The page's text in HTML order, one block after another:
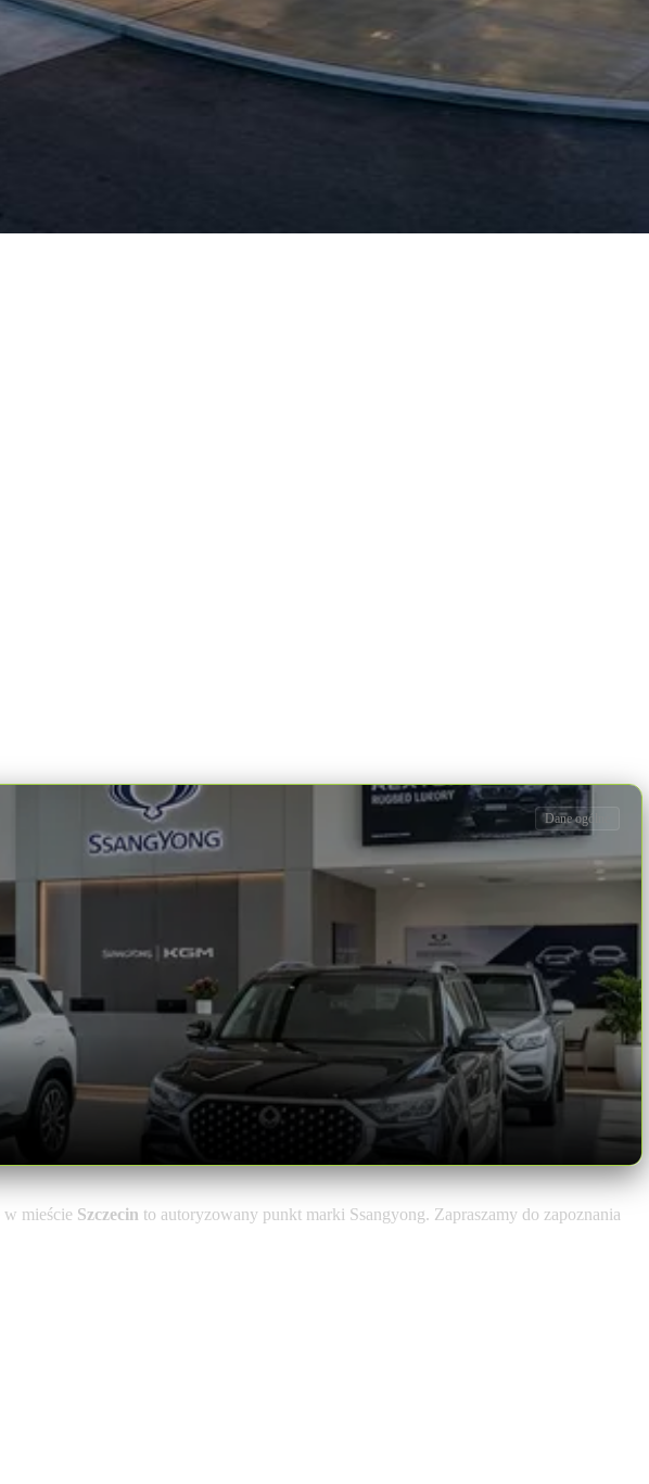
Dane ogólne
w mieście Szczecin to autoryzowany punkt marki Ssangyong. Zapraszamy do zapoznania